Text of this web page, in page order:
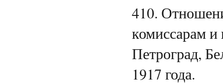
410.
комиссарам
Петроград,
1917 года.